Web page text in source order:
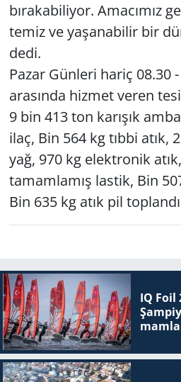
bırakabiliyor. Amacımız
temiz ve yaşanabilir bir
dedi.
Pazar Günleri hariç 08.30
arasında hizmet veren
9 bin 413 ton karışık
ilaç, Bin 564 kg tıbbi atık,
yağ, 970 kg elektronik
tamamlamış lastik, Bin
Bin 635 kg atık pil
IQ Foil